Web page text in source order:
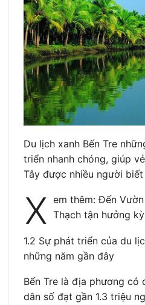
Du lịch xanh Bến Tre
triển nhanh chóng, giúp
Tây được nhiều người
X em thêm: Đến
Thạch tận hưởng
1.2 Sự phát triển của du
những năm gần đây
Bến Tre là địa phương có
dân số đạt gần 1.3 triệu